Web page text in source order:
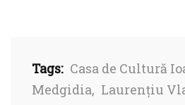
Tags: Casa de Cultură
Medgidia, Laurențiu